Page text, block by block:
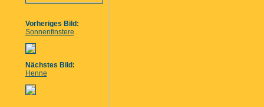
Vorheriges Bild:
Sonnenfinstere
Nächstes Bild:
Henne